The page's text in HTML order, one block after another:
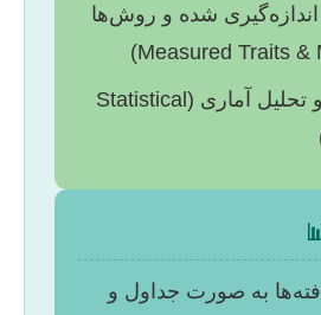
شده و روش‌ها
✔️ تجزیه و تحلیل آماری (Statistical
به صورت جداول و